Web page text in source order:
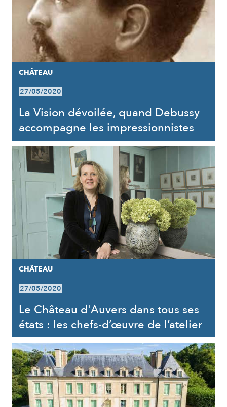
CHÂTEAU
27/05/2020
La Vision dévoilée, quand Debussy
accompagne les impressionnistes
CHÂTEAU
27/05/2020
Le Château d'Auvers dans tous ses
états : les chefs-d’œuvre de l’atelier